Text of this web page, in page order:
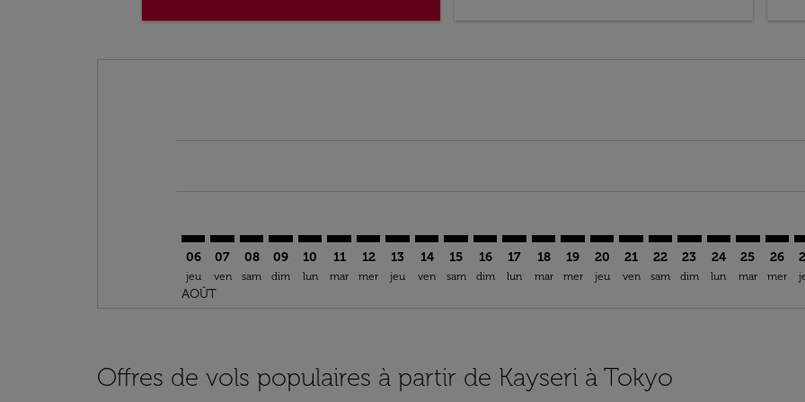
06
jeu
AOÛT
07
ven
08
sam
09
dim
10
lun
11
mar
12
mer
13
jeu
14
ven
15
sam
16
dim
17
lun
18
mar
ASR–NRT: cmp-view-offers-
19
mer
ASR–NRT: cmp-view-offers-
20
jeu
ASR–NRT: cmp-view-
21
ven
ASR–NRT: cmp-view-
22
sam
ASR–NRT: cmp-
23
dim
ASR–NRT:
24
lun
25
mar
26
mer
Offres de vols populaires à partir de Kayseri à Tokyo